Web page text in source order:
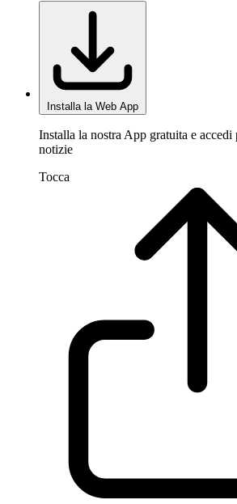
Installa la Web App
Installa la nostra App gratuita e
notizie
Tocca